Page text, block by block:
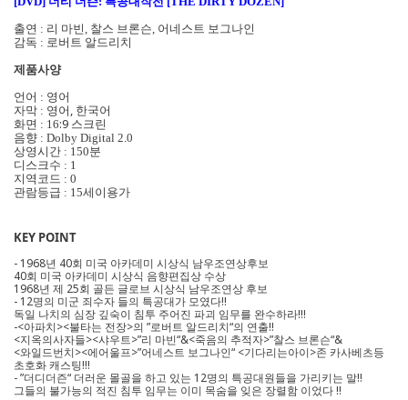
출연 : 리 마빈, 찰스 브론슨, 어네스트 보그나인
감독 : 로버트 알드리치
제품사양
언어 : 영어
자막 : 영어, 한국어
화면 : 16:9 스크린
음향 : Dolby Digital 2.0
상영시간 : 150분
디스크수 : 1
지역코드 : 0
관람등급 : 15세이용가
KEY POINT
- 1968년 40회 미국 아카데미 시상식 남우조연상후보
40회 미국 아카데미 시상식 음향편집상 수상
1968년 제 25회 골든 글로브 시상식 남우조연상 후보
- 12명의 미군 죄수자 들의 특공대가 모였다!!
독일 나치의 심장 깊숙이 침투 주어진 파괴 임무를 완수하라!!!
-<아파치><불타는 전장>의 ”로버트 알드리치“의 연출!!
<지옥의사자들><샤우트>”리 마빈“&<죽음의 추적자>”찰스 브론슨“&
<와일드번치><에어울프>”어네스트 보그나인“ <기다리는아이>존 카사베츠등
초호화 캐스팅!!!
- ”더디더즌“ 더러운 몰골을 하고 있는 12명의 특공대원들을 가리키는 말!!
그들의 불가능의 적진 침투 임무는 이미 목숨을 잊은 장렬함 이었다 !!